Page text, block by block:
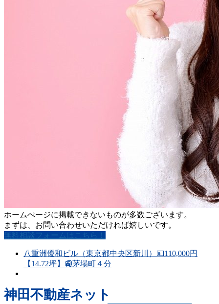
ホームぺージに掲載できないものが多数ございます。
まずは、お問い合わせいただければ嬉しいです。
無料相談フォームはこちら！
八重洲優和ビル（東京都中央区新川）💴110,000円
【14.72坪】🚉茅場町４分
神田不動産ネット